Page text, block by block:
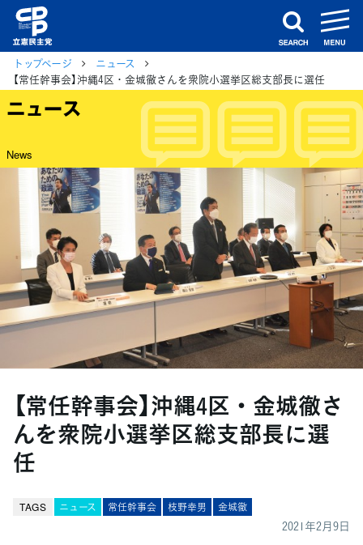
search
トップページ
ニュース
【常任幹事会】沖縄4区・金城徹さんを衆院小選挙区総支部長に選任
ニュース
News
【常任幹事会】沖縄4区・金城徹さ
んを衆院小選挙区総支部長に選
任
TAGS ニュース 常任幹事会 枝野幸男 金城徹
2021年2月9日